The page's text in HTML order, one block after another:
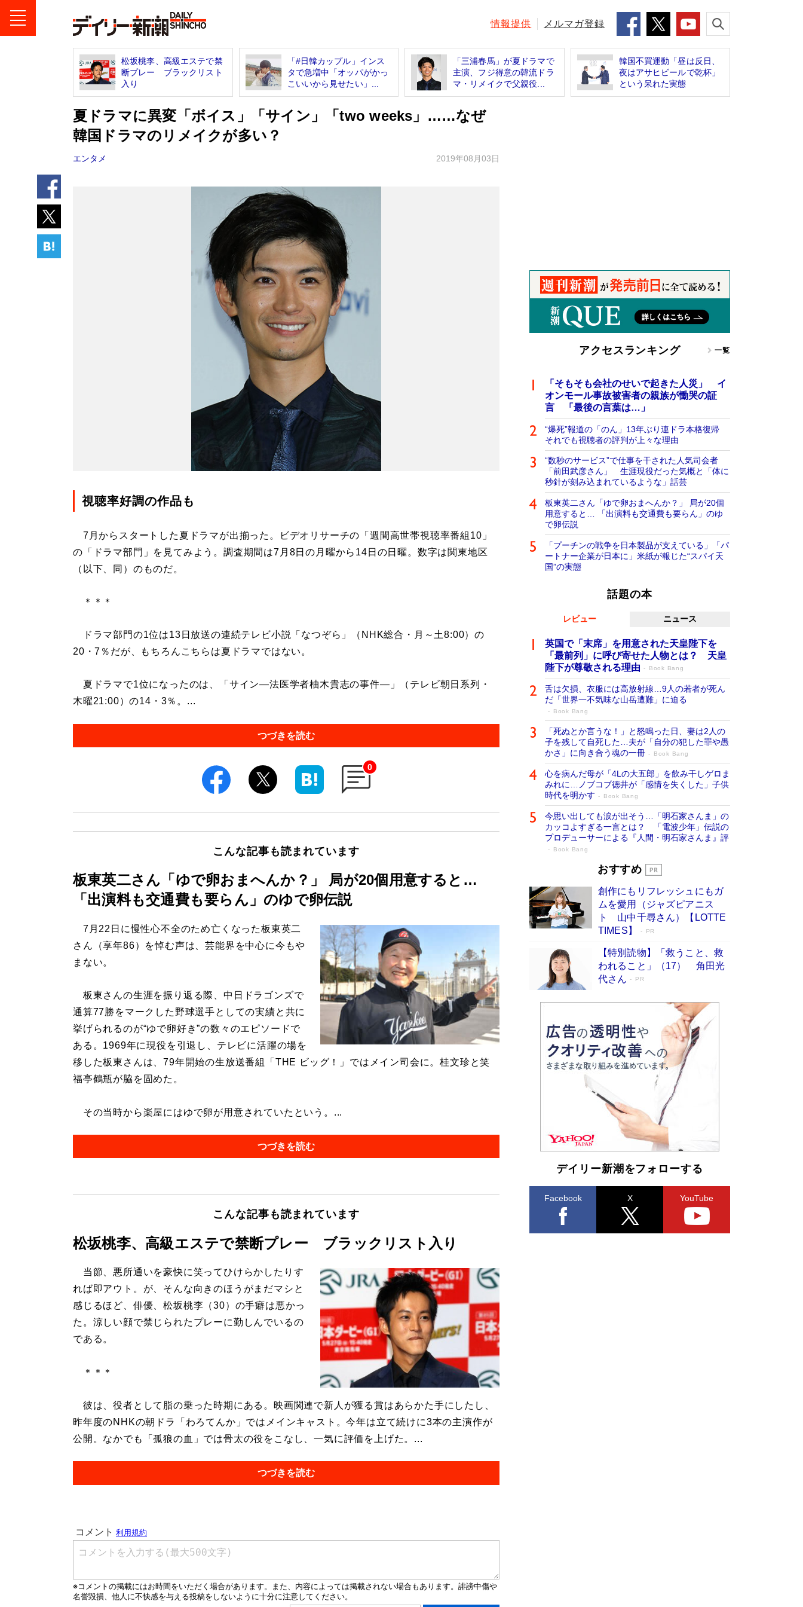
情報提供 メルマガ登録
松坂桃李、高級エステで禁
断プレー ブラックリスト
入り
「#日韓カップル」インス
タで急増中「オッパがかっ
こいいから見せたい」...
「三浦春馬」が夏ドラマで
主演、フジ得意の韓流ドラ
マ・リメイクで父親役...
韓国不買運動「昼は反日、
夜はアサヒビールで乾杯」
という呆れた実態
夏ドラマに異変「ボイス」「サイン」「two weeks」……なぜ
韓国ドラマのリメイクが多い？
エンタメ 2019年08月03日
視聴率好調の作品も
7月からスタートした夏ドラマが出揃った。ビデオリサーチの「週間高世帯視聴率番組10」
の「ドラマ部門」を見てみよう。調査期間は7月8日の月曜から14日の日曜。数字は関東地区
（以下、同）のものだ。
＊＊＊
ドラマ部門の1位は13日放送の連続テレビ小説「なつぞら」（NHK総合・月～土8:00）の
20・7％だが、もちろんこちらは夏ドラマではない。
夏ドラマで1位になったのは、「サイン―法医学者柚木貴志の事件―」（テレビ朝日系列・
木曜21:00）の14・3％。...
つづきを読む
0
こんな記事も読まれています
板東英二さん「ゆで卵おまへんか？」 局が20個用意すると…
「出演料も交通費も要らん」のゆで卵伝説
7月22日に慢性心不全のため亡くなった板東英二
さん（享年86）を悼む声は、芸能界を中心に今もや
まない。
板東さんの生涯を振り返る際、中日ドラゴンズで
通算77勝をマークした野球選手としての実績と共に
挙げられるのが“ゆで卵好き”の数々のエピソードで
ある。1969年に現役を引退し、テレビに活躍の場を
移した板東さんは、79年開始の生放送番組「THE ビッグ！」ではメイン司会に。桂文珍と笑
福亭鶴瓶が脇を固めた。
その当時から楽屋にはゆで卵が用意されていたという。...
つづきを読む
こんな記事も読まれています
松坂桃李、高級エステで禁断プレー ブラックリスト入り
当節、悪所通いを豪快に笑ってひけらかしたりす
れば即アウト。が、そんな向きのほうがまだマシと
感じるほど、俳優、松坂桃李（30）の手癖は悪かっ
た。涼しい顔で禁じられたプレーに勤しんでいるの
である。
＊＊＊
彼は、役者として脂の乗った時期にある。映画関連で新人が獲る賞はあらかた手にしたし、
昨年度のNHKの朝ドラ「わろてんか」ではメインキャスト。今年は立て続けに3本の主演作が
公開。なかでも「孤狼の血」では骨太の役をこなし、一気に評価を上げた。...
つづきを読む
アクセスランキング 一覧
「そもそも会社のせいで起きた人災」 イ
オンモール事故被害者の親族が慟哭の証
言 「最後の言葉は…」
“爆死”報道の「のん」13年ぶり連ドラ本格復帰
それでも視聴者の評判が上々な理由
“数秒のサービス”で仕事を干された人気司会者
「前田武彦さん」 生涯現役だった気概と「体に
秒針が刻み込まれているような」話芸
板東英二さん「ゆで卵おまへんか？」 局が20個
用意すると… 「出演料も交通費も要らん」のゆ
で卵伝説
「プーチンの戦争を日本製品が支えている」「パ
ートナー企業が日本に」米紙が報じた“スパイ天
国”の実態
話題の本
レビュー ニュース
英国で「末席」を用意された天皇陛下を
「最前列」に呼び寄せた人物とは？ 天皇
陛下が尊敬される理由
Book Bang
舌は欠損、衣服には高放射線…9人の若者が死ん
だ「世界一不気味な山岳遭難」に迫る
Book Bang
「死ぬとか言うな！」と怒鳴った日、妻は2人の
子を残して自死した…夫が「自分の犯した罪や愚
かさ」に向き合う魂の一冊
Book Bang
心を病んだ母が「4Lの大五郎」を飲み干しゲロま
みれに…ノブコブ徳井が「感情を失くした」子供
時代を明かす
Book Bang
今思い出しても涙が出そう…「明石家さんま」の
カッコよすぎる一言とは？ 「電波少年」伝説の
プロデューサーによる『人間・明石家さんま』評
Book Bang
「宇宙兄弟」最終46巻がベストセラー1
物語に幕 特装版には「宇宙で描かれたマ
ンガ」も収録
Book Bang
美輪明宏 晩年の回答を集めた『ほほえんで生き
るための人生相談』がランクイン［エンターテイ
メントベストセラー］
Book Bang
「『火垂るの墓』は、大嘘である」原作者が抱き
続けた“自責の念”とは…「自己憐憫は描きたくな
い」監督が徹底的にこだわったこと（後編） #
戦争の記憶
Book Bang
「叱って伸びるやつは、褒めたらもっと伸びる」
俳優・高嶋政伸が家族に教わった“人を育てるコ
ツ”…芸への考え方を明かす
Book Bang
東野圭吾、伊坂幸太郎の人気シリーズ最新作どち
らも文庫化 映画化された直木賞受賞作もランク
イン［文庫ベストセラー］
Book Bang
おすすめ
創作にもリフレッシュにもガ
ムを愛用（ジャズピアニス
ト 山中千尋さん）【LOTTE
TIMES】
PR
【特別読物】「救うこと、救
われること」（17） 角田光
代さん
PR
デイリー新潮をフォローする
Facebook X YouTube